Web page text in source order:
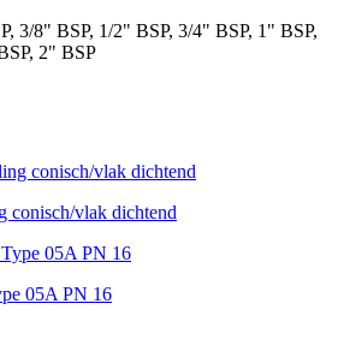
3/8" BSP, 1/2" BSP, 3/4" BSP, 1" BSP,
2" BSP
conisch/vlak dichtend
05A PN 16